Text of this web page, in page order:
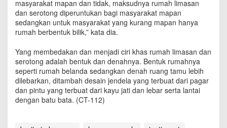
masyarakat mapan dan tidak, maksudnya rumah limasan
dan serotong diperuntukan bagi masyarakat mapan
sedangkan untuk masyarakat yang kurang mapan hanya
rumah berbentuk bilik,” kata dia.
Yang membedakan dan menjadi ciri khas rumah limasan dan
serotong adalah bentuk dan denahnya. Bentuk rumahnya
seperti rumah belanda sedangkan denah ruang tamu lebih
dilebarkan, ditambah desain jendela yang terbuat dari pagar
dan pintu yang terbuat dari kayu jati dan lebar serta lantai
dengan batu bata. (CT-112)